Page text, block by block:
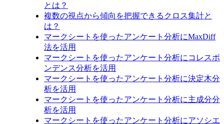
とは？
複数の視点から傾向を把握できるクロス集計と
は？
マークシートを使ったアンケート分析にMaxDiff
法を活用
マークシートを使ったアンケート分析にコレスポ
ンデンス分析を活用
マークシートを使ったアンケート分析に決定木分
析を活用
マークシートを使ったアンケート分析に主成分分
析を活用
マークシートを使ったアンケート分析にアソシエ